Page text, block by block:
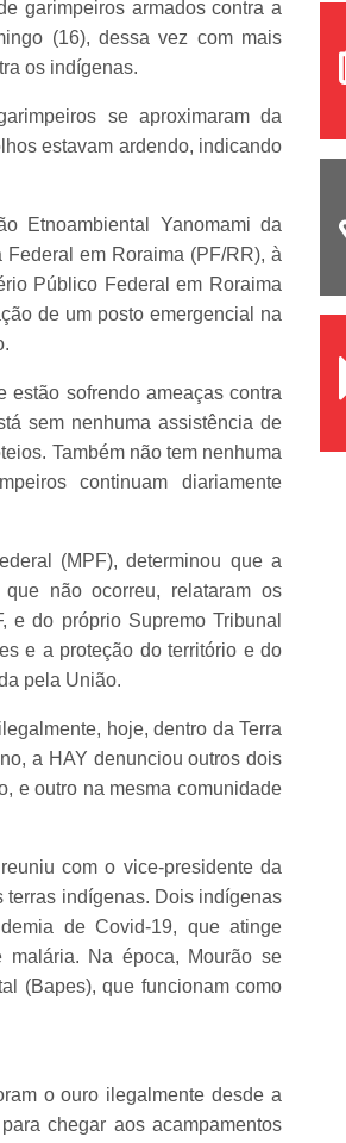
garimpeiros armados contra a
(16), dessa vez com mais
os indígenas.
se aproximaram da
estavam ardendo, indicando
Etnoambiental Yanomami da
em Roraima (PF/RR), à
Público Federal em Roraima
de um posto emergencial na
estão sofrendo ameaças contra
sem nenhuma assistência de
Também não tem nenhuma
continuam diariamente
(MPF), determinou que a
não ocorreu, relataram os
e do próprio Supremo Tribunal
e a proteção do território e do
pela União.
hoje, dentro da Terra
a HAY denunciou outros dois
e outro na mesma comunidade
com o vice-presidente da
terras indígenas. Dois indígenas
de Covid-19, que atinge
Na época, Mourão se
(Bapes), que funcionam como
o ouro ilegalmente desde a
chegar aos acampamentos